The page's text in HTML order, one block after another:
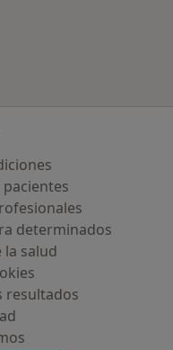
determinados
salud
resultados